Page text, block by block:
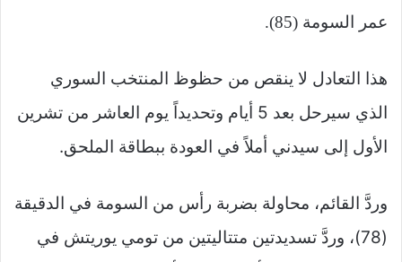
عمر السومة (85).
هذا التعادل لا ينقص من حظوظ المنتخب السوري
الذي سيرحل بعد 5 أيام وتحديداً يوم العاشر من تشرين
الأول إلى سيدني أملاً في العودة ببطاقة الملحق.
وردَّ القائم، محاولة بضربة رأس من السومة في الدقيقة
(78)، وردَّ تسديدتين متتاليتين من تومي يوريتش في